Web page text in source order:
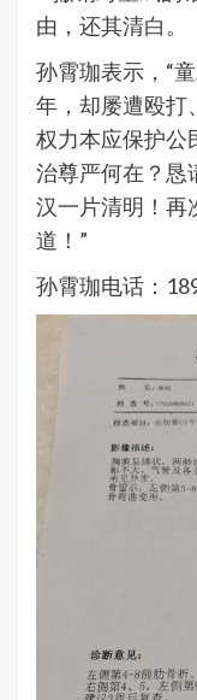
由，还其清白。
孙霄珈表示，“
年，却屡遭殴打
权力本应保护公
治尊严何在？恳
汉一片清明！再
道！”
孙霄珈电话：